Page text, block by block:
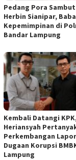
Pedang Pora
Herbin Sianipar,
Kepemimpinan di
Bandar Lampung
Kembali Datangi
Heriansyah
Perkembangan
Dugaan Korupsi
Lampung